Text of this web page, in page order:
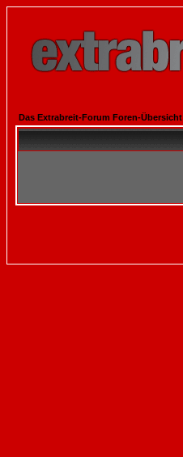
Das Extrabreit-Forum Foren-Übersicht